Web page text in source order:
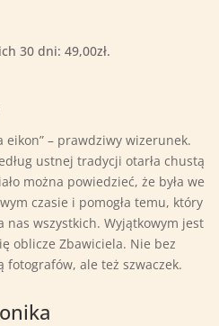
30 dni: 49,00zł.
eikon” – prawdziwy wizerunek.
ustnej tradycji otarła chustą
można powiedzieć, że była we
czasie i pomogła temu, który
nas wszystkich. Wyjątkowym jest
oblicze Zbawiciela. Nie bez
ale też szwaczek.